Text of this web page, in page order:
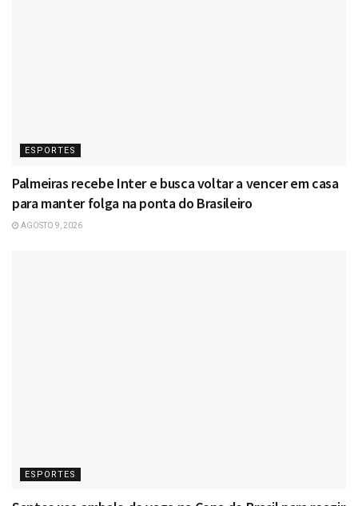
ESPORTES
Palmeiras recebe Inter e busca voltar a vencer em casa
para manter folga na ponta do Brasileiro
AGOSTO 9, 2026
ESPORTES